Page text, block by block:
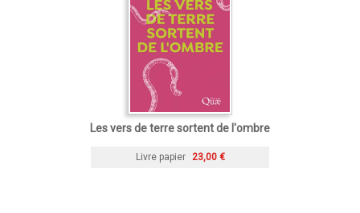
Les vers de terre sortent de l'ombre
Livre papier 23,00 €